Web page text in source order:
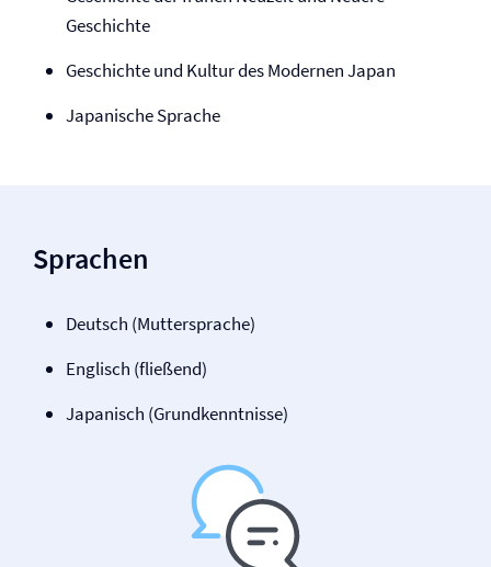
Geschichte
Geschichte und Kultur des Modernen Japan
Japanische Sprache
Sprachen
Deutsch (Muttersprache)
Englisch (fließend)
Japanisch (Grundkenntnisse)